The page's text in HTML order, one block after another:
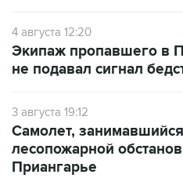
4 августа 12:20
Экипаж пропавшего в
не подавал сигнал
3 августа 19:12
Самолет,
лесопожарной
Приангарье